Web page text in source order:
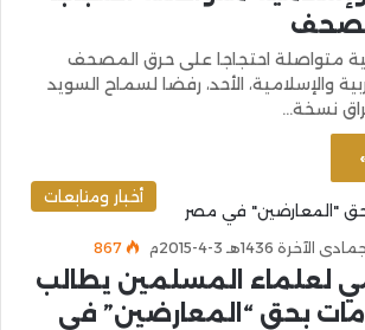
متواصلة احتجاجا على حرق المصحف
والإسلامية، الأحد، رفضا لسماح السويد
نسخة…
أخبار ومتابعات
867
لعلماء المسلمين يطالب
بحق “المعارضين” في